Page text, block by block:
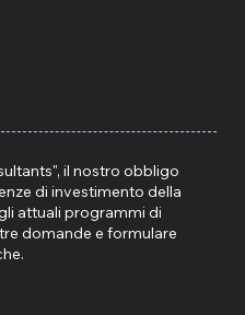
il nostro obbligo
di investimento della
attuali programmi di
domande e formulare